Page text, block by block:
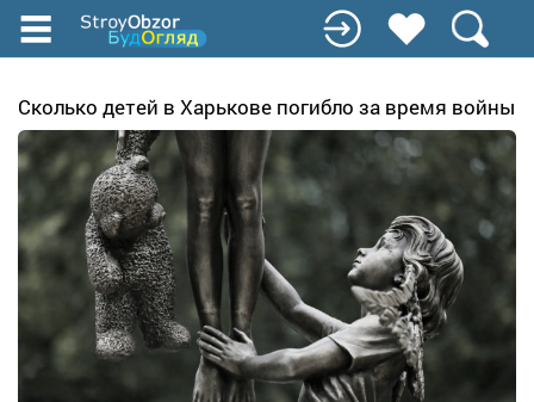
Перейти
содержанию
Сколько детей в Харькове погибло за время войны